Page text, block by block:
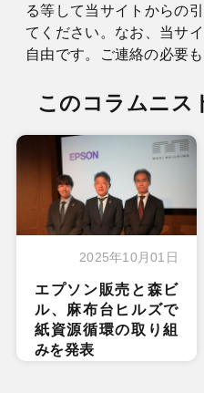
る等して当サイトからの
てください。なお、当サ
自由です。ご連絡の必要も
このコラムニス
2025年10月01日
エプソン販売と森ビ
ル、麻布台ヒルズで
紙資源循環の取り組
みを発表